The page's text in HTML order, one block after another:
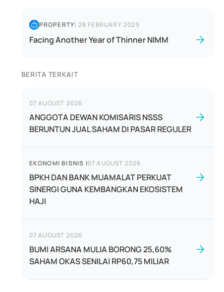
PROPERTY| 28 FEBRUARY 2025
Facing Another Year of Thinner NIMM
BERITA TERKAIT
07 AUGUST 2026
ANGGOTA DEWAN KOMISARIS NSSS
BERUNTUN JUAL SAHAM DI PASAR REGULER
EKONOMI BISNIS |07 AUGUST 2026
BPKH DAN BANK MUAMALAT PERKUAT
SINERGI GUNA KEMBANGKAN EKOSISTEM
HAJI
07 AUGUST 2026
BUMI ARSANA MULIA BORONG 25,60%
SAHAM OKAS SENILAI RP60,75 MILIAR